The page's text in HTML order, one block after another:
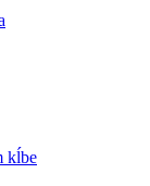
kĺbe